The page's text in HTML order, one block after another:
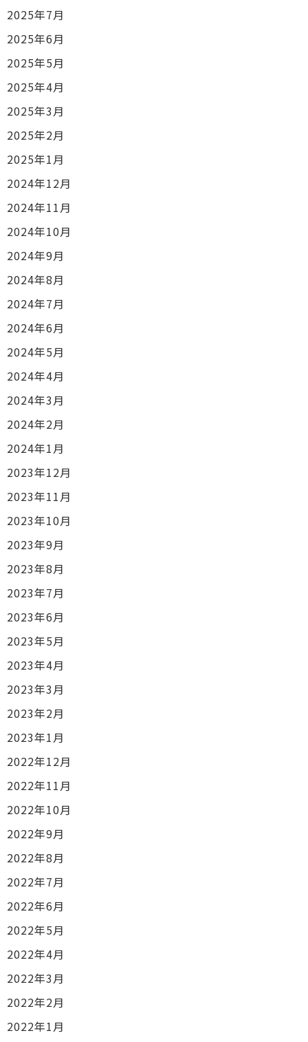
2025年7月
2025年6月
2025年5月
2025年4月
2025年3月
2025年2月
2025年1月
2024年12月
2024年11月
2024年10月
2024年9月
2024年8月
2024年7月
2024年6月
2024年5月
2024年4月
2024年3月
2024年2月
2024年1月
2023年12月
2023年11月
2023年10月
2023年9月
2023年8月
2023年7月
2023年6月
2023年5月
2023年4月
2023年3月
2023年2月
2023年1月
2022年12月
2022年11月
2022年10月
2022年9月
2022年8月
2022年7月
2022年6月
2022年5月
2022年4月
2022年3月
2022年2月
2022年1月